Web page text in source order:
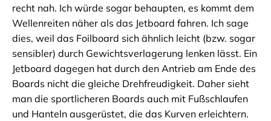
recht nah. Ich würde sogar behaupten, es kommt dem
Wellenreiten näher als das Jetboard fahren. Ich sage
dies, weil das Foilboard sich ähnlich leicht (bzw. sogar
sensibler) durch Gewichtsverlagerung lenken lässt. Ein
Jetboard dagegen hat durch den Antrieb am Ende des
Boards nicht die gleiche Drehfreudigkeit. Daher sieht
man die sportlicheren Boards auch mit Fußschlaufen
und Hanteln ausgerüstet, die das Kurven erleichtern.